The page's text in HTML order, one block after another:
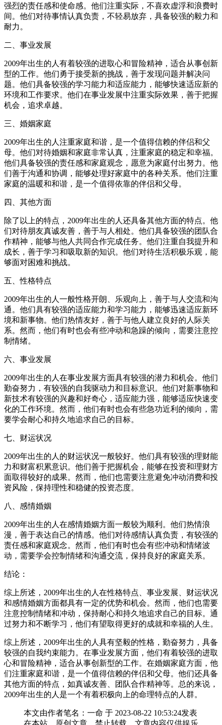
强烈的责任感和使命感。他们注重实际，不喜欢虚浮和浪费时
间。他们对待事情认真负责，不轻易放弃，具备较强的毅力和
耐力。
二、事业发展
2009年出生的人有着较强的进取心和冒险精神，适合从事创新
型的工作。他们勇于接受新的挑战，善于发现问题并解决问
题。他们具备较强的学习能力和适应能力，能够快速适应新的
环境和工作要求。他们在事业发展中注重实际效果，善于把握
机会，追求卓越。
三、婚姻家庭
2009年出生的人注重家庭和谐，是一个值得信赖的伴侣和父
母。他们对待婚姻和家庭非常认真，注重家庭的稳定和幸福。
他们具备较强的责任感和家庭观念，愿意为家庭付出努力。他
们善于沟通和协调，能够处理好家庭中的各种关系。他们注重
家庭的温暖和和谐，是一个值得依靠的伴侣和父母。
四、其他方面
除了以上的特点，2009年出生的人还具备其他方面的特点。他
们对待朋友真诚友善，善于与人相处。他们具备较强的团队合
作精神，能够与他人共同合作完成任务。他们注重自我提升和
成长，善于学习和吸取新的知识。他们对待生活积极乐观，能
够面对困难和挑战。
五、性格特点
2009年出生的人一般性格开朗、乐观向上，善于与人交流和沟
通。他们具有较强的适应能力和学习能力，能够迅速适应新环
境和新事物。他们热情友好，善于与他人建立良好的人际关
系。然而，他们有时也会有些冲动和急躁的倾向，需要注意控
制情绪。
六、事业发展
2009年出生的人在事业发展方面具有较强的潜力和机会。他们
勤奋努力，有较强的自我驱动力和目标意识。他们对新事物和
新技术有较强的兴趣和好奇心，适应能力强，能够适应快速变
化的工作环境。然而，他们有时也会有些急功近利的倾向，需
要学会耐心和持久地追求自己的目标。
七、财运状况
2009年出生的人的财运状况一般较好。他们具有较强的理财能
力和财富积累意识。他们善于把握机会，能够在投资和理财方
面取得较好的成果。然而，他们也需要注意避免冲动消费和投
资风险，保持理性和稳健的投资态度。
八、感情婚姻
2009年出生的人在感情婚姻方面一般较为顺利。他们热情浪
漫，善于表达自己的情感。他们对待感情认真负责，有较强的
责任感和家庭观念。然而，他们有时也会有些冲动和情绪波
动，需要学会控制情绪和沟通交流，保持良好的家庭关系。
结论：
综上所述，2009年出生的人在性格特点、事业发展、财运状况
和感情婚姻方面都具有一定的优势和机会。然而，他们也需要
注意控制情绪和冲动，保持耐心和持久地追求自己的目标。通
过努力和不断学习，他们有望取得更好的成就和幸福的人生。
综上所述，2009年出生的人具有坚毅的性格，勤奋努力，具备
较强的自我约束能力。在事业发展方面，他们有着较强的进取
心和冒险精神，适合从事创新型的工作。在婚姻家庭方面，他
们注重家庭和谐，是一个值得信赖的伴侣和父母。他们还具备
其他方面的特点，如真诚友善、团队合作精神等。总的来说，
2009年出生的人是一个有着积极向上的命理特点的人群。
本文由作者笔名：一命 于 2023-08-22 10:53:24发表
在本站，原创文章，禁止转载，文章内容仅供娱乐